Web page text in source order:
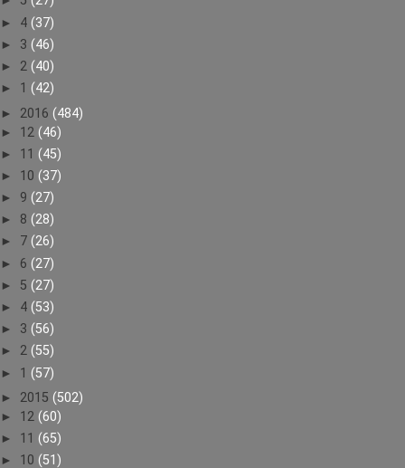
► 4 (37)
► 3 (46)
► 2 (40)
► 1 (42)
► 2016 (484)
► 12 (46)
► 11 (45)
► 10 (37)
► 9 (27)
► 8 (28)
► 7 (26)
► 6 (27)
► 5 (27)
► 4 (53)
► 3 (56)
► 2 (55)
► 1 (57)
► 2015 (502)
► 12 (60)
► 11 (65)
► 10 (51)